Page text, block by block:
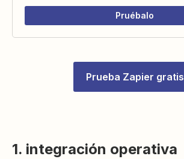
Pruébalo
Prueba Zapier gratis
1. integración operativa